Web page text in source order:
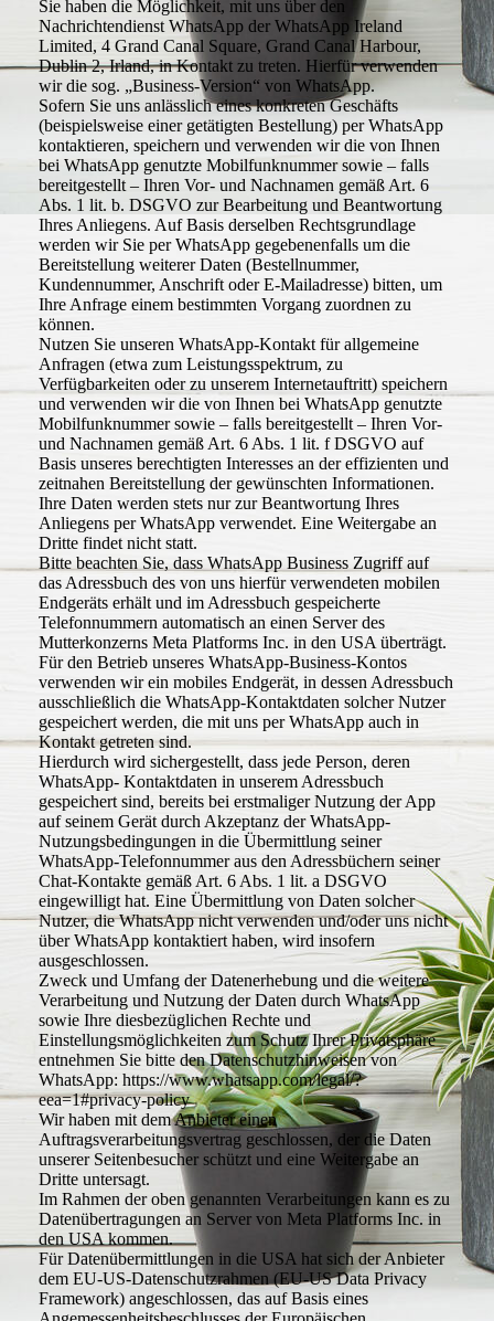
Sie haben die Möglichkeit, mit uns über den
Nachrichtendienst WhatsApp der WhatsApp Ireland
Limited, 4 Grand Canal Square, Grand Canal Harbour,
Dublin 2, Irland, in Kontakt zu treten. Hierfür verwenden
wir die sog. „Business-Version“ von WhatsApp.
Sofern Sie uns anlässlich eines konkreten Geschäfts
(beispielsweise einer getätigten Bestellung) per WhatsApp
kontaktieren, speichern und verwenden wir die von Ihnen
bei WhatsApp genutzte Mobilfunknummer sowie – falls
bereitgestellt – Ihren Vor- und Nachnamen gemäß Art. 6
Abs. 1 lit. b. DSGVO zur Bearbeitung und Beantwortung
Ihres Anliegens. Auf Basis derselben Rechtsgrundlage
werden wir Sie per WhatsApp gegebenenfalls um die
Bereitstellung weiterer Daten (Bestellnummer,
Kundennummer, Anschrift oder E-Mailadresse) bitten, um
Ihre Anfrage einem bestimmten Vorgang zuordnen zu
können.
Nutzen Sie unseren WhatsApp-Kontakt für allgemeine
Anfragen (etwa zum Leistungsspektrum, zu
Verfügbarkeiten oder zu unserem Internetauftritt) speichern
und verwenden wir die von Ihnen bei WhatsApp genutzte
Mobilfunknummer sowie – falls bereitgestellt – Ihren Vor-
und Nachnamen gemäß Art. 6 Abs. 1 lit. f DSGVO auf
Basis unseres berechtigten Interesses an der effizienten und
zeitnahen Bereitstellung der gewünschten Informationen.
Ihre Daten werden stets nur zur Beantwortung Ihres
Anliegens per WhatsApp verwendet. Eine Weitergabe an
Dritte findet nicht statt.
Bitte beachten Sie, dass WhatsApp Business Zugriff auf
das Adressbuch des von uns hierfür verwendeten mobilen
Endgeräts erhält und im Adressbuch gespeicherte
Telefonnummern automatisch an einen Server des
Mutterkonzerns Meta Platforms Inc. in den USA überträgt.
Für den Betrieb unseres WhatsApp-Business-Kontos
verwenden wir ein mobiles Endgerät, in dessen Adressbuch
ausschließlich die WhatsApp-Kontaktdaten solcher Nutzer
gespeichert werden, die mit uns per WhatsApp auch in
Kontakt getreten sind.
Hierdurch wird sichergestellt, dass jede Person, deren
WhatsApp- Kontaktdaten in unserem Adressbuch
gespeichert sind, bereits bei erstmaliger Nutzung der App
auf seinem Gerät durch Akzeptanz der WhatsApp-
Nutzungsbedingungen in die Übermittlung seiner
WhatsApp-Telefonnummer aus den Adressbüchern seiner
Chat-Kontakte gemäß Art. 6 Abs. 1 lit. a DSGVO
eingewilligt hat. Eine Übermittlung von Daten solcher
Nutzer, die WhatsApp nicht verwenden und/oder uns nicht
über WhatsApp kontaktiert haben, wird insofern
ausgeschlossen.
Zweck und Umfang der Datenerhebung und die weitere
Verarbeitung und Nutzung der Daten durch WhatsApp
sowie Ihre diesbezüglichen Rechte und
Einstellungsmöglichkeiten zum Schutz Ihrer Privatsphäre
entnehmen Sie bitte den Datenschutzhinweisen von
WhatsApp: https://www.whatsapp.com/legal/?
eea=1#privacy-policy
Wir haben mit dem Anbieter einen
Auftragsverarbeitungsvertrag geschlossen, der die Daten
unserer Seitenbesucher schützt und eine Weitergabe an
Dritte untersagt.
Im Rahmen der oben genannten Verarbeitungen kann es zu
Datenübertragungen an Server von Meta Platforms Inc. in
den USA kommen.
Für Datenübermittlungen in die USA hat sich der Anbieter
dem EU-US-Datenschutzrahmen (EU-US Data Privacy
Framework) angeschlossen, das auf Basis eines